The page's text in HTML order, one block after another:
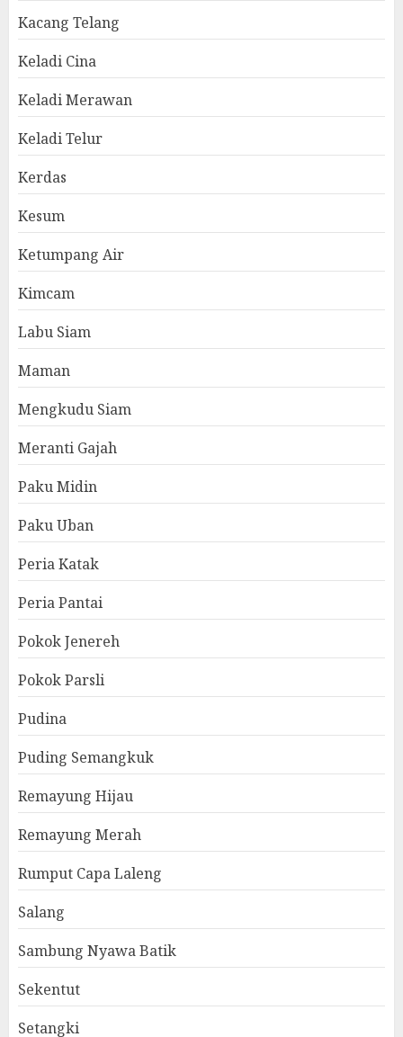
Kacang Telang
Keladi Cina
Keladi Merawan
Keladi Telur
Kerdas
Kesum
Ketumpang Air
Kimcam
Labu Siam
Maman
Mengkudu Siam
Meranti Gajah
Paku Midin
Paku Uban
Peria Katak
Peria Pantai
Pokok Jenereh
Pokok Parsli
Pudina
Puding Semangkuk
Remayung Hijau
Remayung Merah
Rumput Capa Laleng
Salang
Sambung Nyawa Batik
Sekentut
Setangki